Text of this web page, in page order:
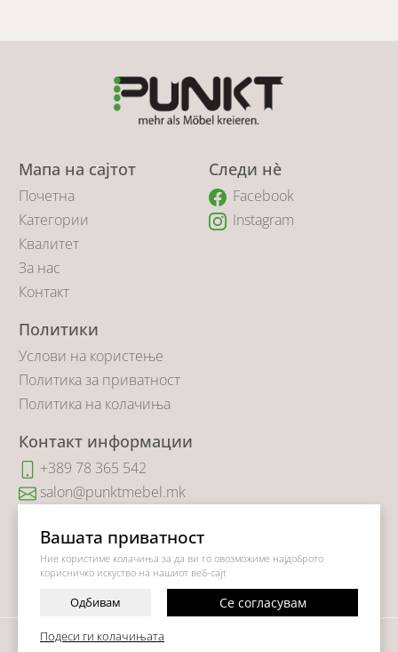
Вашата приватност
Ние користиме колачиња за да ви го овозможиме најдоброто
корисничко искуство на нашиот веб-сајт
Одбивам Се согласувам
Подеси ги колачињата
Мапа на сајтот
Почетна
Категории
Квалитет
За нас
Контакт
Политики
Услови на користење
Политика за приватност
Политика на колачиња
Контакт информации
+389 78 365 542
salon@punktmebel.mk
Следи нè
Facebook
Instagram
©2026Vendor x